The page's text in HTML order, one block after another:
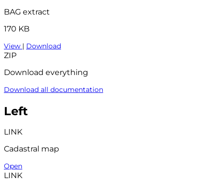
BAG extract
170 KB
View | Download
ZIP
Download everything
Download all documentation
Left
LINK
Cadastral map
Open
LINK